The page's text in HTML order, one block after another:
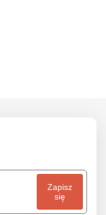
Zapisz
się